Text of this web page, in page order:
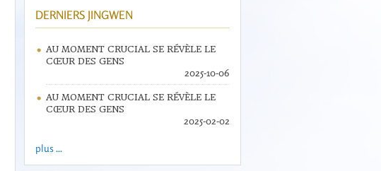
DERNIERS JINGWEN
AU MOMENT CRUCIAL SE RÉVÈLE LE
CŒUR DES GENS
2025-10-06
AU MOMENT CRUCIAL SE RÉVÈLE LE
CŒUR DES GENS
2025-02-02
plus ...